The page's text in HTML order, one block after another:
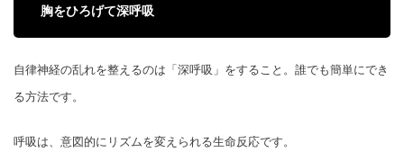
胸をひろげて深呼吸
自律神経の乱れを整えるのは「深呼吸」をすること。誰でも簡単にでき
る方法です。
呼吸は、意図的にリズムを変えられる生命反応です。